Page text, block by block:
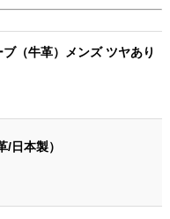
（牛革）メンズ ツヤあり
日本製）